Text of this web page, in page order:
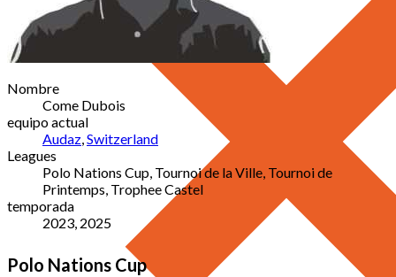
Nombre
Come Dubois
equipo actual
Audaz Switzerland
Leagues
Polo Nations Cup, Tournoi de la Ville, Tournoi de
Printemps, Trophee Castel
temporada
2023, 2025
Polo Nations Cup